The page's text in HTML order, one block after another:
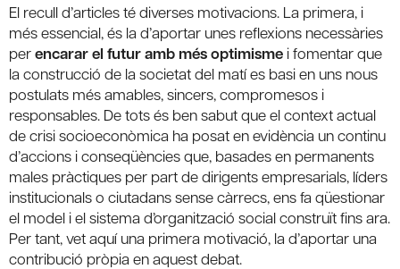
El recull d’articles té diverses motivacions. La primera, i
més essencial, és la d’aportar unes reflexions necessàries
perencarar el futur amb més optimisme i fomentar que
la construcció de la societat del matí es basi en uns nous
postulats més amables, sincers, compromesos i
responsables. De tots és ben sabut que el context actual
de crisi socioeconòmica ha posat en evidència un continu
d’accions i conseqüències que, basades en permanents
males pràctiques per part de dirigents empresarials, líders
institucionals o ciutadans sense càrrecs, ens fa qüestionar
el model i el sistema d’organització social construït fins ara.
Per tant, vet aquí una primera motivació, la d’aportar una
contribució pròpia en aquest debat.